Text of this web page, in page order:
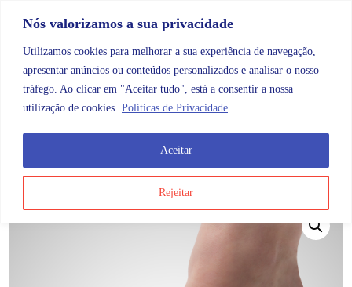
Nós valorizamos a sua privacidade
Utilizamos cookies para melhorar a sua experiência de navegação,
apresentar anúncios ou conteúdos personalizados e analisar o nosso
tráfego. Ao clicar em "Aceitar tudo", está a consentir a nossa
utilização de cookies. Políticas de Privacidade
Rejeitar
Aceitar
Categorias